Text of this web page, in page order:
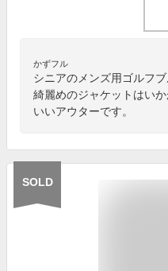
かずフル
シニアのメンズ用ゴルフ
綺麗めのジャケットはい
いいアウターです。
SOLD